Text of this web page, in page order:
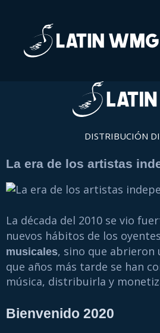
DISTRIBUCIÓN
La era de los artistas
La década del 2010 se vio
nuevos hábitos de los
musicales, sino que abrieron
que años más tarde se han
música, distribuirla y
Bienvenido 2020